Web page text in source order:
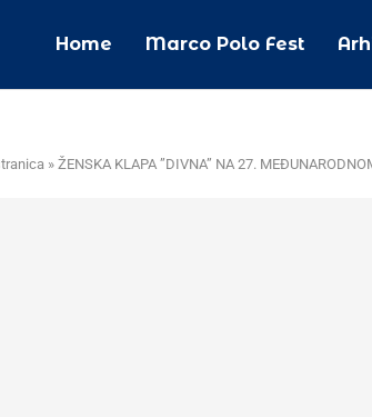
Home Marco Polo Fest
» ŽENSKA KLAPA ”DIVNA” NA 27.